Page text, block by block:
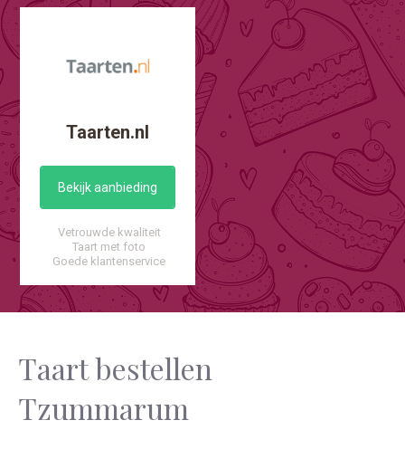
Taarten.nl
Bekijk aanbieding
Vetrouwde kwaliteit
Taart met foto
Goede klantenservice
Taart bestellen
Tzummarum